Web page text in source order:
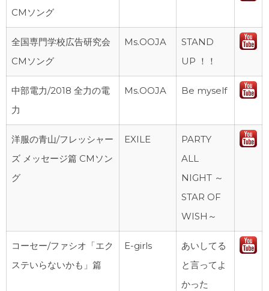
CMソング
全国専門学校広告研究会
CMソング
Ms.OOJA
STAND
UP ！！
中部電力/2018 全力の電
力
Ms.OOJA Be myself
洋服の青山/フレッシャー
ズ メッセージ篇 CMソン
グ
EXILE
PARTY
ALL
NIGHT ～
STAR OF
WISH～
コーセー/ファシオ「エク
ステいらないかも」篇
E-girls
あいしてる
と言ってよ
かった